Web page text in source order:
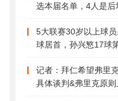
选本届名单，4人是后
5大联赛30岁以上球
球居首，孙兴慜17球
记者：拜仁希望弗里
具体谈判&弗里克原